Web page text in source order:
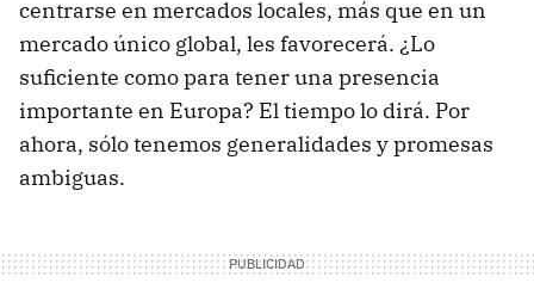
centrarse en mercados locales, más que en un
mercado único global, les favorecerá. ¿Lo
suficiente como para tener una presencia
importante en Europa? El tiempo lo dirá. Por
ahora, sólo tenemos generalidades y promesas
ambiguas.